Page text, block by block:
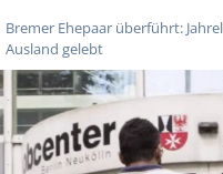
Bremer Ehepaar überführt:
Ausland gelebt